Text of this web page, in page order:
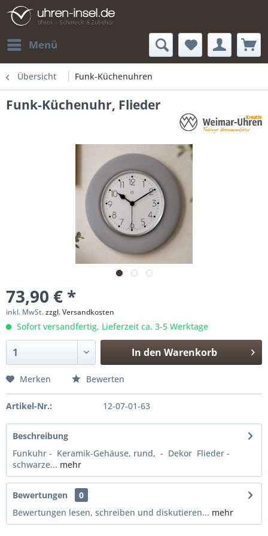
Menü
Übersicht Funk-Küchenuhren
Funk-Küchenuhr, Flieder
73,90 € *
inkl. MwSt.zzgl. Versandkosten
Sofort versandfertig, Lieferzeit ca. 3-5 Werktage
In den Warenkorb
Merken Bewerten
Artikel-Nr.: 12-07-01-63
Beschreibung
Funkuhr - Keramik-Gehäuse, rund, - Dekor Flieder -
schwarze... mehr
Bewertungen
0
Bewertungen lesen, schreiben und diskutieren... mehr